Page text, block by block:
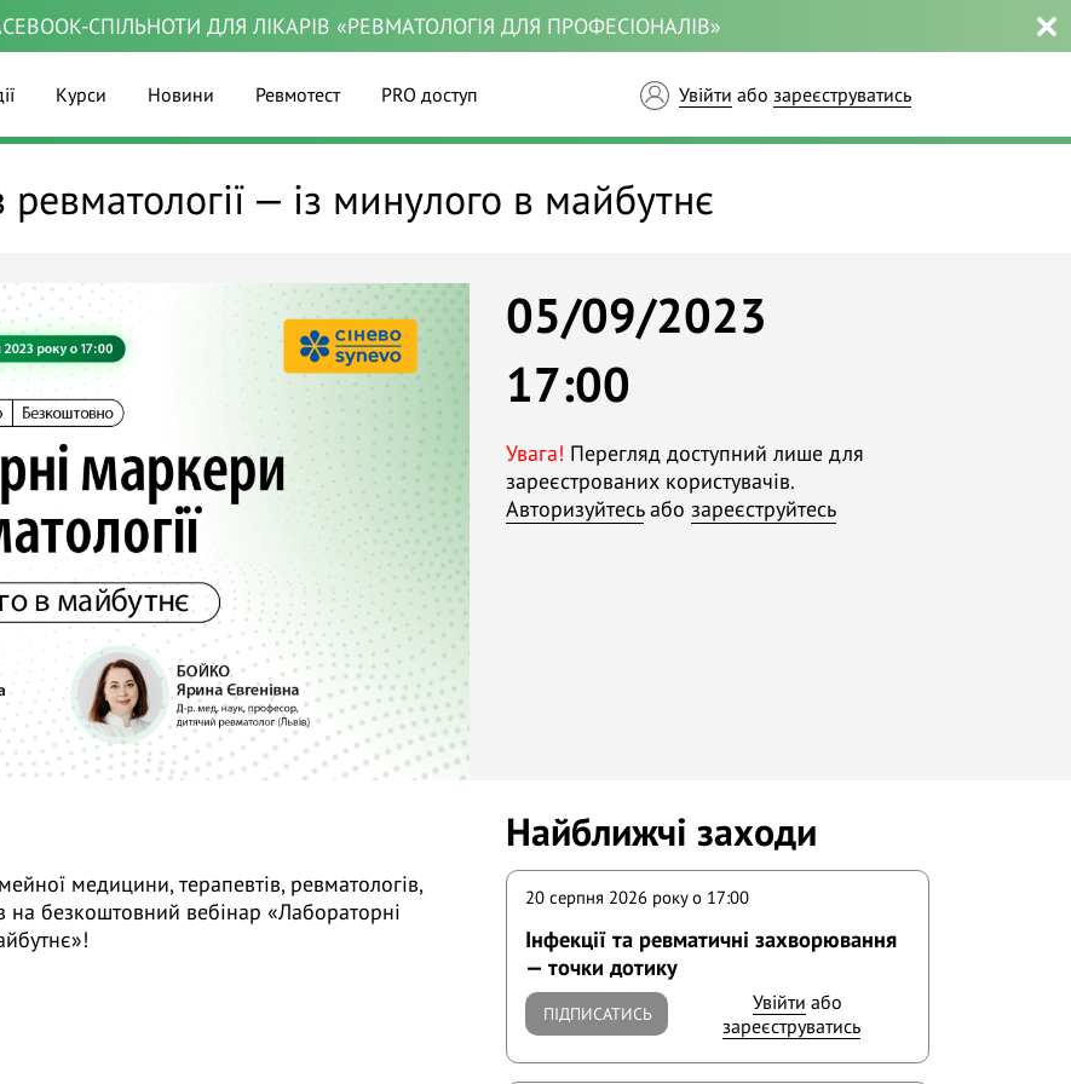
СПІЛЬНОТИ ДЛЯ ЛІКАРІВ «РЕВМАТОЛОГІЯ ДЛЯ ПРОФЕСІОНАЛІВ»
Курси Новини Ревмотест PRO доступ Увійти або зареєструватись
— із минулого в майбутнє
05/09/2023
17:00
Увага! Перегляд доступний лише для
зареєстрованих користувачів.
Авторизуйтесьабо зареєструйтесь
медицини, терапевтів, ревматологів,
на безкоштовний вебінар «Лабораторні
Найближчі заходи
20 серпня 2026 року o 17:00
Інфекції та ревматичні захворювання
— точки дотику
ПІДПИСАТИСЬ Увійти або
зареєструватись